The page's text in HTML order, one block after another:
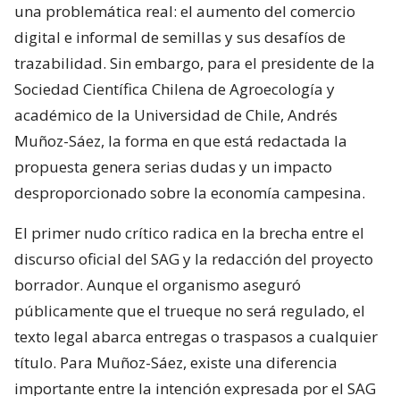
una problemática real: el aumento del comercio
digital e informal de semillas y sus desafíos de
trazabilidad. Sin embargo, para el presidente de la
Sociedad Científica Chilena de Agroecología y
académico de la Universidad de Chile, Andrés
Muñoz-Sáez, la forma en que está redactada la
propuesta genera serias dudas y un impacto
desproporcionado sobre la economía campesina.
El primer nudo crítico radica en la brecha entre el
discurso oficial del SAG y la redacción del proyecto
borrador. Aunque el organismo aseguró
públicamente que el trueque no será regulado, el
texto legal abarca entregas o traspasos a cualquier
título. Para Muñoz-Sáez, existe una diferencia
importante entre la intención expresada por el SAG